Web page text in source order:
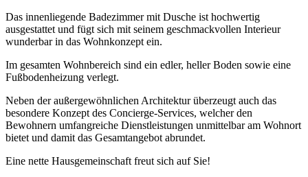
Das innenliegende Badezimmer mit Dusche ist hochwertig
ausgestattet und fügt sich mit seinem geschmackvollen Interieur
wunderbar in das Wohnkonzept ein.
Im gesamten Wohnbereich sind ein edler, heller Boden sowie eine
Fußbodenheizung verlegt.
Neben der außergewöhnlichen Architektur überzeugt auch das
besondere Konzept des Concierge-Services, welcher den
Bewohnern umfangreiche Dienstleistungen unmittelbar am Wohnort
bietet und damit das Gesamtangebot abrundet.
Eine nette Hausgemeinschaft freut sich auf Sie!